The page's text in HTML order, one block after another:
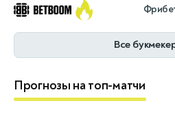
Все
Прогнозы на топ-матчи